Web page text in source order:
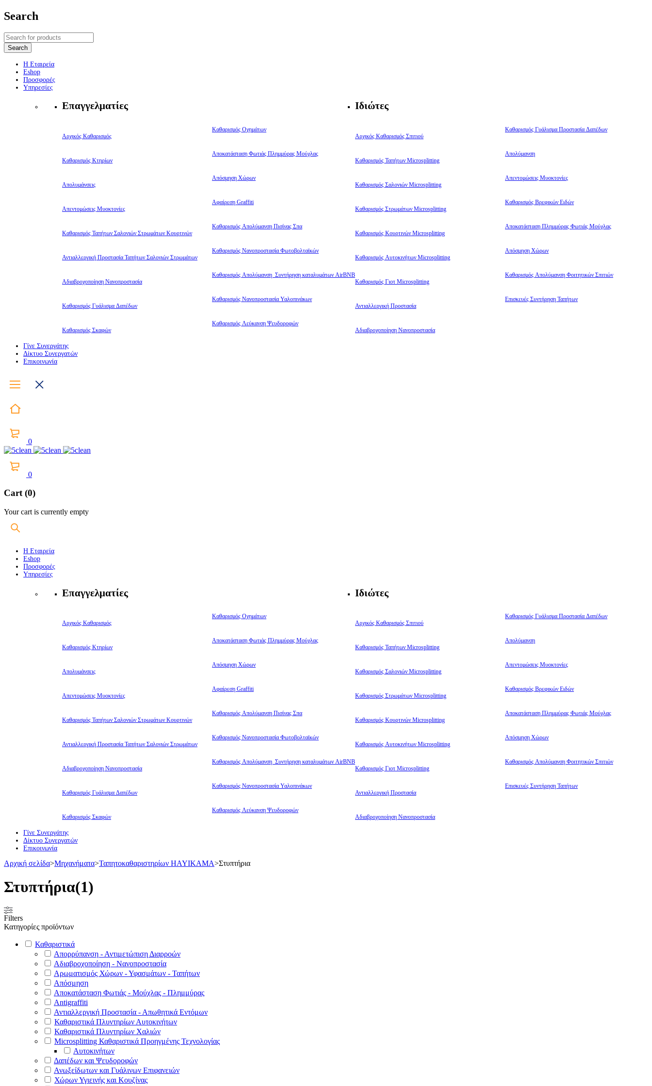
Search
Η Εταιρεία
Eshop
Προσφορές
Υπηρεσίες
Επαγγελματίες
Αρχικός Καθαρισμός
Καθαρισμός Κτηρίων
Απολυμάνσεις
Απεντομώσεις Μυοκτονίες
Καθαρισμός Ταπήτων Σαλονιών Στρωμάτων Κουρτινών
Αντιαλλεργική Προστασία Ταπήτων Σαλονιών Στρωμάτων
Αδιαβροχοποίηση Νανοπροστασία
Καθαρισμός Γυάλισμα Δαπέδων
Καθαρισμός Σκαφών
Καθαρισμός Οχημάτων
Αποκατάσταση Φωτιάς Πλημμύρας Μούχλας
Απόσμηση Χώρων
Αφαίρεση Graffiti
Καθαρισμός Απολύμανση Πισίνας Σπα
Καθαρισμός Νανοπροστασία Φωτοβολταϊκών
Καθαρισμός Απολύμανση Συντήρηση καταλυμάτων AirBNB
Καθαρισμός Νανοπροστασία Υαλοπινάκων
Καθαρισμός Λεύκανση Ψευδοροφών
Ιδιώτες
Αρχικός Καθαρισμός Σπιτιού
Καθαρισμός Ταπήτων Microsplitting
Καθαρισμός Σαλονιών Microsplitting
Καθαρισμός Στρωμάτων Microsplitting
Καθαρισμός Κουρτινών Microsplitting
Καθαρισμός Αυτοκινήτων Microsplitting
Καθαρισμός Γιοτ Microsplitting
Αντιαλλεργική Προστασία
Αδιαβροχοποίηση Νανοπροστασία
Καθαρισμός Γυάλισμα Προστασία Δαπέδων
Απολύμανση
Απεντομώσεις Μυοκτονίες
Καθαρισμός Βρεφικών Ειδών
Αποκατάσταση Πλημμύρας Φωτιάς Μούχλας
Απόσμηση Χώρων
Καθαρισμός Απολύμανση Φοιτητικών Σπιτιών
Επισκευές Συντήρηση Ταπήτων
Γίνε Συνεργάτης
Δίκτυο Συνεργατών
Επικοινωνία
0
0
Cart (0)
Your cart is currently empty
Η Εταιρεία
Eshop
Προσφορές
Υπηρεσίες
Επαγγελματίες
Αρχικός Καθαρισμός
Καθαρισμός Κτηρίων
Απολυμάνσεις
Απεντομώσεις Μυοκτονίες
Καθαρισμός Ταπήτων Σαλονιών Στρωμάτων Κουρτινών
Αντιαλλεργική Προστασία Ταπήτων Σαλονιών Στρωμάτων
Αδιαβροχοποίηση Νανοπροστασία
Καθαρισμός Γυάλισμα Δαπέδων
Καθαρισμός Σκαφών
Καθαρισμός Οχημάτων
Αποκατάσταση Φωτιάς Πλημμύρας Μούχλας
Απόσμηση Χώρων
Αφαίρεση Graffiti
Καθαρισμός Απολύμανση Πισίνας Σπα
Καθαρισμός Νανοπροστασία Φωτοβολταϊκών
Καθαρισμός Απολύμανση Συντήρηση καταλυμάτων AirBNB
Καθαρισμός Νανοπροστασία Υαλοπινάκων
Καθαρισμός Λεύκανση Ψευδοροφών
Ιδιώτες
Αρχικός Καθαρισμός Σπιτιού
Καθαρισμός Ταπήτων Microsplitting
Καθαρισμός Σαλονιών Microsplitting
Καθαρισμός Στρωμάτων Microsplitting
Καθαρισμός Κουρτινών Microsplitting
Καθαρισμός Αυτοκινήτων Microsplitting
Καθαρισμός Γιοτ Microsplitting
Αντιαλλεργική Προστασία
Αδιαβροχοποίηση Νανοπροστασία
Καθαρισμός Γυάλισμα Προστασία Δαπέδων
Απολύμανση
Απεντομώσεις Μυοκτονίες
Καθαρισμός Βρεφικών Ειδών
Αποκατάσταση Πλημμύρας Φωτιάς Μούχλας
Απόσμηση Χώρων
Καθαρισμός Απολύμανση Φοιτητικών Σπιτιών
Επισκευές Συντήρηση Ταπήτων
Γίνε Συνεργάτης
Δίκτυο Συνεργατών
Επικοινωνία
Αρχική σελίδα>Μηχανήματα>Ταπητοκαθαριστηρίων HAYIKAMA>Στυπτήρια
Στυπτήρια(1)
Filters
Κατηγορίες προϊόντων
Καθαριστικά
Απορρύπανση - Αντιμετώπιση Διαρροών
Αδιαβροχοποίηση - Νανοπροστασία
Αρωματισμός Χώρων - Υφασμάτων - Ταπήτων
Απόσμηση
Αποκατάσταση Φωτιάς - Μούχλας - Πλημμύρας
Antigraffiti
Αντιαλλεργική Προστασία - Απωθητικά Εντόμων
Καθαριστικά Πλυντηρίων Αυτοκινήτων
Καθαριστικά Πλυντηρίων Χαλιών
Microsplitting Καθαριστικά Προηγμένης Τεχνολογίας
Αυτοκινήτων
Δαπέδων και Ψευδοροφών
Ανωξείδωτων και Γυάλινων Επιφανειών
Χώρων Υγιεινής και Κουζίνας